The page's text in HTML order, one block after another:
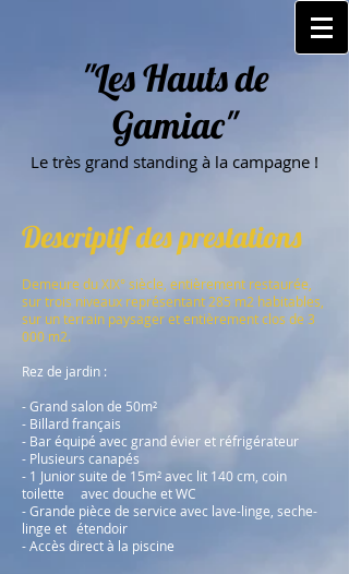
"Les Hauts de
Gamiac"
Le très grand standing à la campagne !
Descriptif des prestations
Demeure du XIX° siècle, entièrement restaurée,
sur trois niveaux représentant 285 m2 habitables,
sur un terrain paysager et entièrement clos de 3
000 m2.
Rez de jardin :
- Grand salon de 50m²
- Billard français
- Bar équipé avec grand évier et réfrigérateur
- Plusieurs canapés
- 1 Junior suite de 15m² avec lit 140 cm, coin
toilette avec douche et WC
- Grande pièce de service avec lave-linge, seche-
linge et étendoir
- Accès direct à la piscine